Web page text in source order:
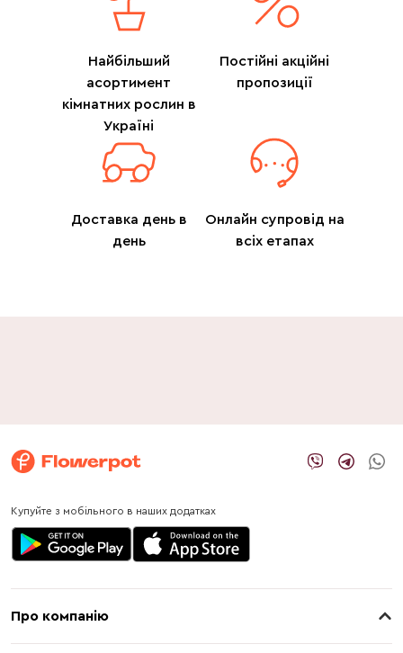
Найбільший
асортимент
кімнатних рослин в
Україні
Постійні акційні
пропозиції
Доставка день в
день
Онлайн супровід на
всіх етапах
Купуйте з мобільного в наших додатках
Про компанію